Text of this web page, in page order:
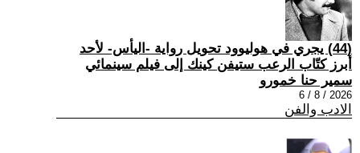
(44) يجري في هوليوود تحويل رواية -اليأس- لأحد
أبرز كتّاب الرعب ستيفن كينك إلى فيلم سينمائي
سمير حنا خمورو
2026 / 8 / 6
الادب والفن